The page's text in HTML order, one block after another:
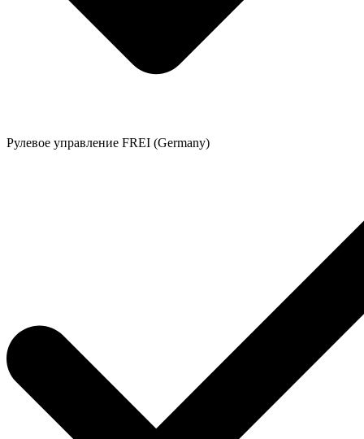
Рулевое управление FREI (Germany)